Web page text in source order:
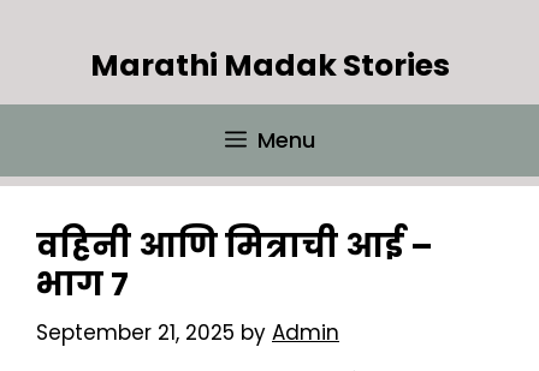
Marathi Madak Stories
Menu
वहिनी आणि मित्राची आई –
भाग 7
September 21, 2025 by Admin